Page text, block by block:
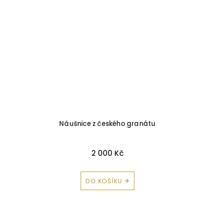
Náušnice z českého granátu
2 000 Kč
DO KOŠÍKU